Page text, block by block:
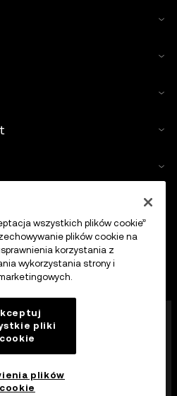
działająca pod nazwą
platformą handlu
jako dostawca usług
MFSA zgodnie z art. 28
kryptograficznych (rozdział
wszystkich plików cookie”
plików cookie na
korzystania z
wykorzystania strony i
pliki
cookie
plików
cookie